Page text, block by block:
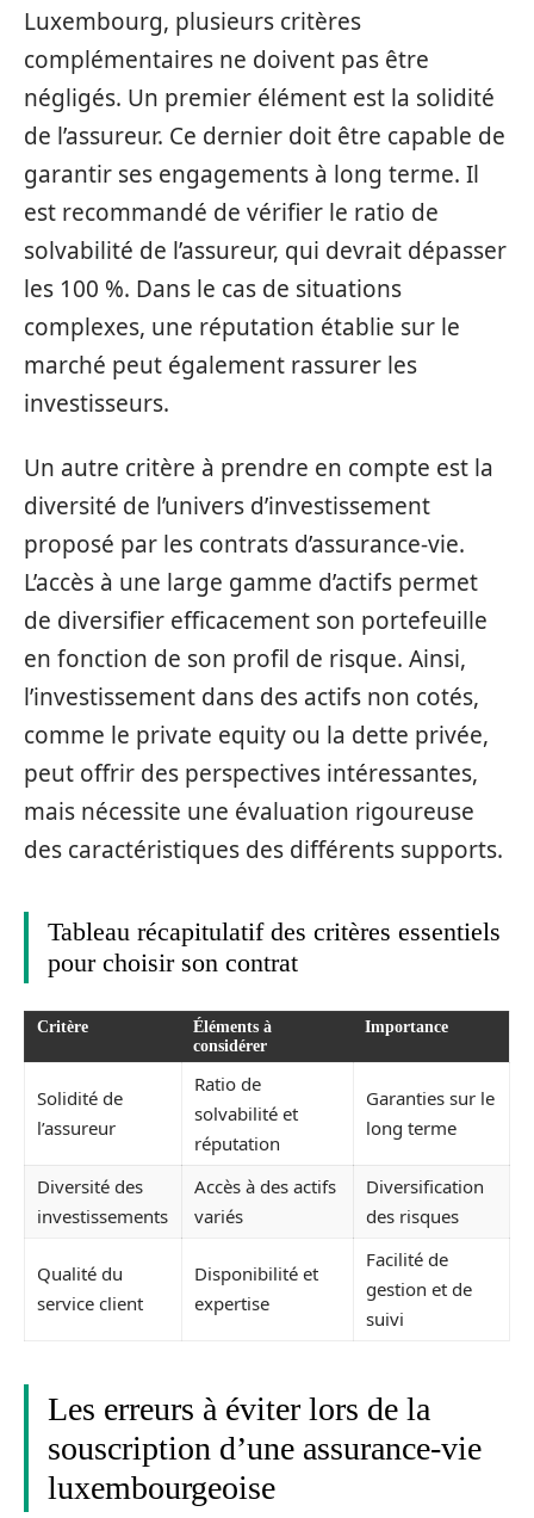
Luxembourg, plusieurs critères
complémentaires ne doivent pas être
négligés. Un premier élément est la solidité
de l’assureur. Ce dernier doit être capable de
garantir ses engagements à long terme. Il
est recommandé de vérifier le ratio de
solvabilité de l’assureur, qui devrait dépasser
les 100 %. Dans le cas de situations
complexes, une réputation établie sur le
marché peut également rassurer les
investisseurs.
Un autre critère à prendre en compte est la
diversité de l’univers d’investissement
proposé par les contrats d’assurance-vie.
L’accès à une large gamme d’actifs permet
de diversifier efficacement son portefeuille
en fonction de son profil de risque. Ainsi,
l’investissement dans des actifs non cotés,
comme le private equity ou la dette privée,
peut offrir des perspectives intéressantes,
mais nécessite une évaluation rigoureuse
des caractéristiques des différents supports.
Tableau récapitulatif des critères essentiels
pour choisir son contrat
Critère
Éléments à
considérer
Importance
Solidité de
l’assureur
Ratio de
solvabilité et
réputation
Garanties sur le
long terme
Diversité des
investissements
Accès à des actifs
variés
Diversification
des risques
Qualité du
service client
Disponibilité et
expertise
Facilité de
gestion et de
suivi
Les erreurs à éviter lors de la
souscription d’une assurance-vie
luxembourgeoise